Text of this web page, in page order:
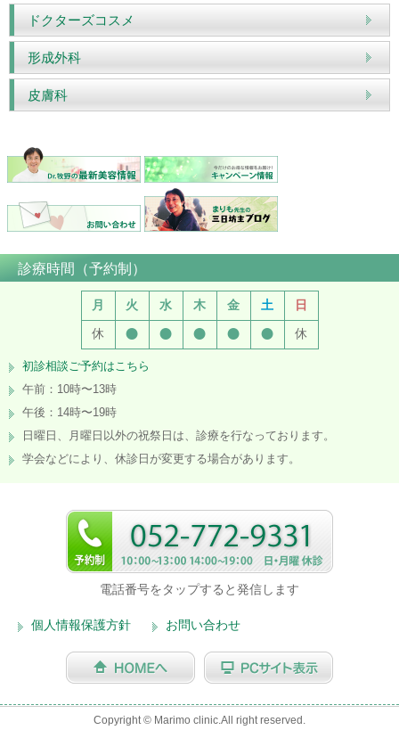
ドクターズコスメ
形成外科
皮膚科
診療時間（予約制）
月 火 水 木 金 土
日
休
● ● ● ● ● 休
初診相談ご予約はこちら
午前：10時〜13時
午後：14時〜19時
日曜日、月曜日以外の祝祭日は、診療を行なっております。
学会などにより、休診日が変更する場合があります。
電話番号をタップすると発信します
個人情報保護方針 お問い合わせ
Copyright © Marimo clinic.All right reserved.